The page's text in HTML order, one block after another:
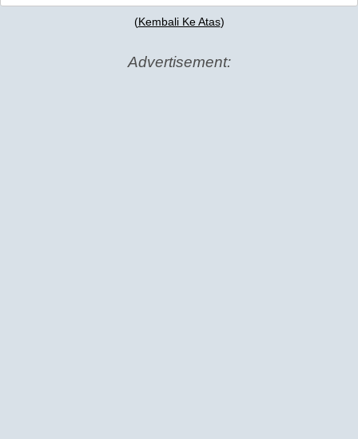
(Kembali Ke Atas)
Advertisement: